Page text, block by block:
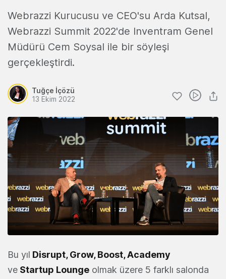
Webrazzi Kurucusu ve CEO'su Arda Kutsal,
Webrazzi Summit 2022'de Inventram Genel
Müdürü Cem Soysal ile bir söyleşi
gerçekleştirdi.
Tuğçe İçözü
13 Ekim 2022
Bu yıl Disrupt, Grow, Boost, Academy
ve Startup Lounge olmak üzere 5 farklı salonda